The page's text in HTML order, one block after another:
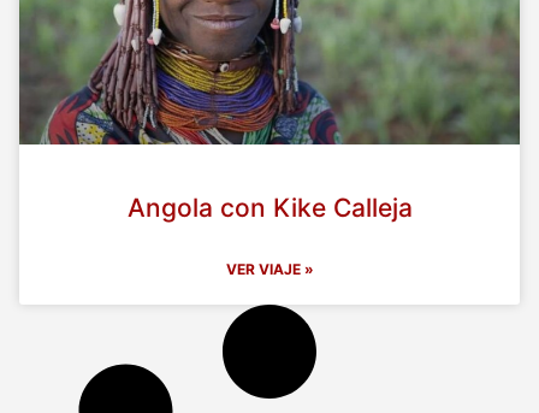
Angola con Kike Calleja
VER VIAJE »